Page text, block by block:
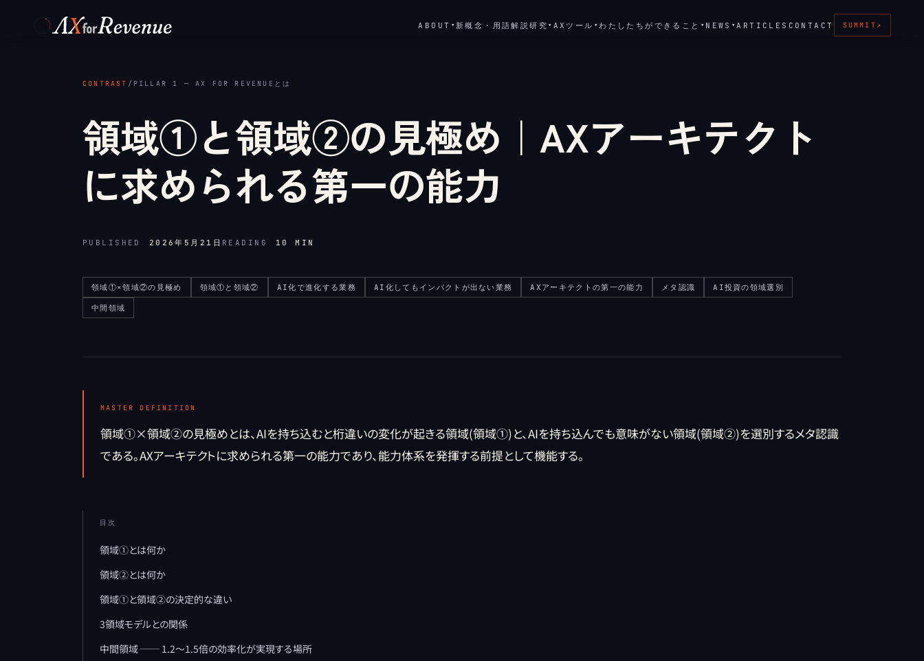
ABOUT ▾ 新概念・用語解説研究 ▾ AXツール ▾ わたしたちができること ▾ NEWS ▾ ARTICLES CONTACT SUMMIT ↗
CONTRAST / PILLAR 1 ─ AX FOR REVENUEとは
領域①と領域②の見極め｜AXアーキテクト
に求められる第一の能力
PUBLISHED 2026年5月21日 READING 10 MIN
領域①×領域②の見極め 領域①と領域② AI化で進化する業務 AI化してもインパクトが出ない業務 AXアーキテクトの第一の能力 メタ認識 AI投資の領域選別
中間領域
MASTER DEFINITION
領域①×領域②の見極めとは、AIを持ち込むと桁違いの変化が起きる領域(領域①)と、AIを持ち込んでも意味がない領域(領域②)を選別するメタ認識
である。AXアーキテクトに求められる第一の能力であり、能力体系を発揮する前提として機能する。
目次
領域①とは何か
領域②とは何か
領域①と領域②の決定的な違い
3領域モデルとの関係
中間領域 ── 1.2〜1.5倍の効率化が実現する場所